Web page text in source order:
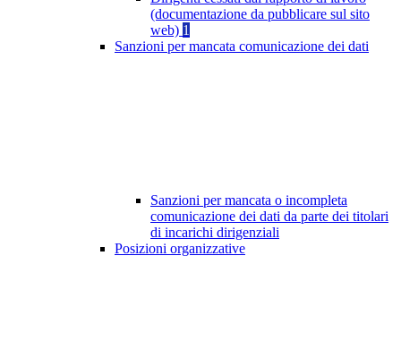
(documentazione da pubblicare sul sito
web) 1
Sanzioni per mancata comunicazione dei dati
Sanzioni per mancata o incompleta
comunicazione dei dati da parte dei titolari
di incarichi dirigenziali
Posizioni organizzative